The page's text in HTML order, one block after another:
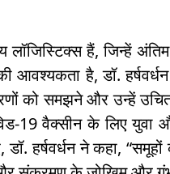
हैं, जिन्हें
है, डॉ. हर्षवर्धन
को समझने और उन्हें
19 वैक्सीन के लिए युवा
हर्षवर्धन ने कहा,